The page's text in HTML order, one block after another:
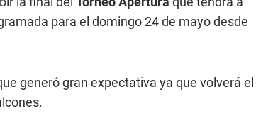
para el domingo 24 de mayo desde
generó gran expectativa ya que volverá el